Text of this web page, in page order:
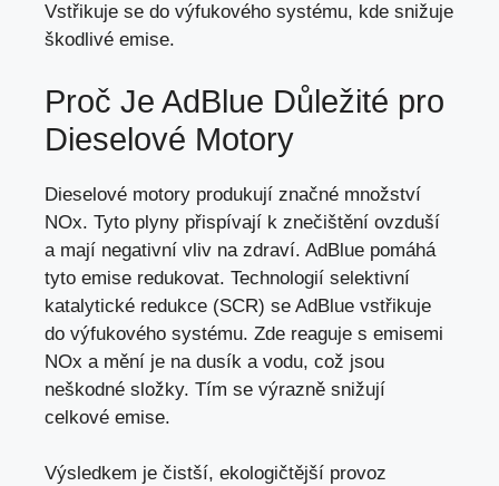
Vstřikuje se do výfukového systému, kde snižuje
škodlivé emise.
Proč Je AdBlue Důležité pro
Dieselové Motory
Dieselové motory produkují značné množství
NOx. Tyto plyny přispívají k znečištění ovzduší
a mají negativní vliv na zdraví. AdBlue pomáhá
tyto emise redukovat. Technologií selektivní
katalytické redukce (SCR) se AdBlue vstřikuje
do výfukového systému. Zde reaguje s emisemi
NOx a mění je na dusík a vodu, což jsou
neškodné složky. Tím se výrazně snižují
celkové emise.
Výsledkem je čistší, ekologičtější provoz